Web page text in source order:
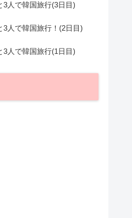
3人で韓国旅行(3日目)
3人で韓国旅行！(2日目)
3人で韓国旅行(1日目)